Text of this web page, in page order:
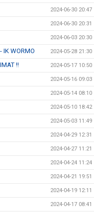
2024-06-30 20:47
2024-06-30 20:31
2024-06-03 20:30
IK WORMO 2024-05-28 21:30
!! 2024-05-17 10:50
2024-05-16 09:03
2024-05-14 08:10
2024-05-10 18:42
2024-05-03 11:49
2024-04-29 12:31
2024-04-27 11:21
2024-04-24 11:24
2024-04-21 19:51
2024-04-19 12:11
2024-04-17 08:41